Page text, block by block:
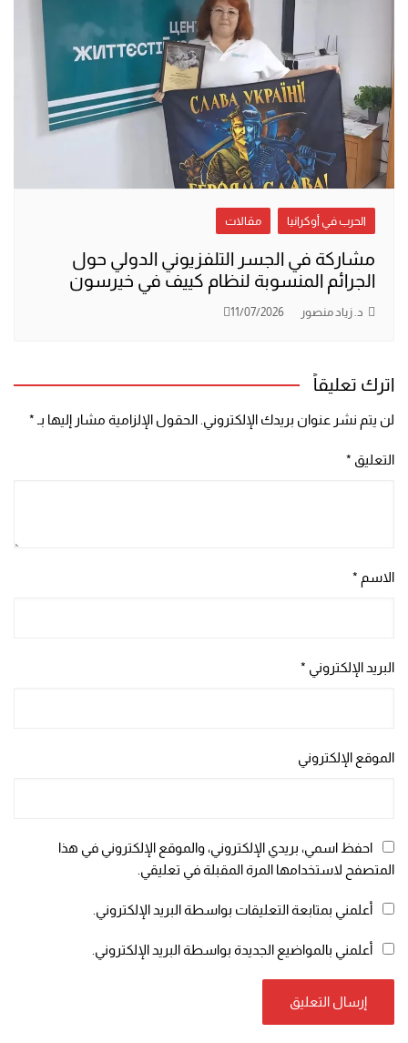
الحرب في أوكرانيا مقالات
مشاركة في الجسر التلفزيوني الدولي حول
الجرائم المنسوبة لنظام كييف في خيرسون
د. زياد منصور 11/07/2026
اترك تعليقاً
لن يتم نشر عنوان بريدك الإلكتروني. الحقول الإلزامية مشار إليها بـ *
التعليق *
الاسم *
البريد الإلكتروني *
الموقع الإلكتروني
احفظ اسمي، بريدي الإلكتروني، والموقع الإلكتروني في هذا
المتصفح لاستخدامها المرة المقبلة في تعليقي.
أعلمني بمتابعة التعليقات بواسطة البريد الإلكتروني.
أعلمني بالمواضيع الجديدة بواسطة البريد الإلكتروني.